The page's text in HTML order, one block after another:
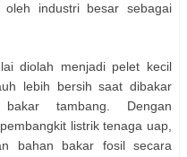
industri besar sebagai
diolah menjadi pelet kecil
lebih bersih saat dibakar
tambang. Dengan
listrik tenaga uap,
bahan bakar fosil secara